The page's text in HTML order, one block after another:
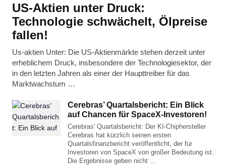
US-Aktien unter Druck:
Technologie schwächelt, Ölpreise
fallen!
Us-aktien Unter: Die US-Aktienmärkte stehen derzeit unter
erheblichem Druck, insbesondere der Technologiesektor, der
in den letzten Jahren als einer der Haupttreiber für das
Marktwachstum …
Cerebras’ Quartalsbericht: Ein Blick
auf Chancen für SpaceX-Investoren!
Cerebras' Quartalsbericht: Der KI-Chiphersteller
Cerebras hat kürzlich seinen ersten
Quartalsfinanzbericht veröffentlicht, der für
Investoren von SpaceX von großer Bedeutung ist.
Die Ergebnisse geben nicht …